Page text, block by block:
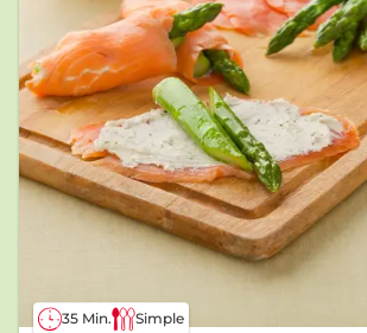
35 Min. Simple